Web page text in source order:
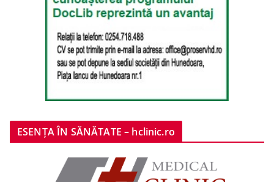
ESENȚA ÎN SĂNĂTATE – hclinic.ro